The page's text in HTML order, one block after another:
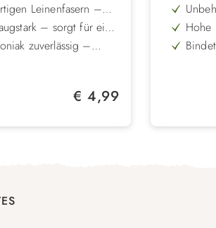
Leinenfasern –
weiche Einstreu
– sorgt für eine
hygienische
zuverlässig –
Tiere bestens geeignet
– vollständigRegulärer Preis:
€ 4,99
sicher
Hohe
für